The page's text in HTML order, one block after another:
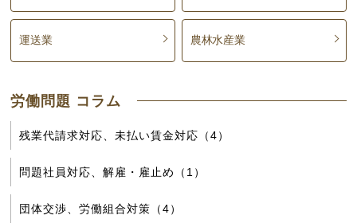
運送業 農林水産業
労働問題 コラム
残業代請求対応、未払い賃金対応（4）
問題社員対応、解雇・雇止め（1）
団体交渉、労働組合対策（4）